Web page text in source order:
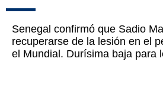
Senegal confirmó que Sadio
recuperarse de la lesión en el
el Mundial. Durísima baja para